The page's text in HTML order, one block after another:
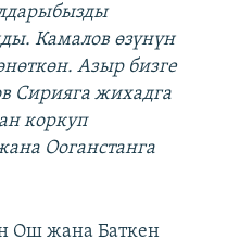
Камалов өзүнүн
Азыр бизге
Сирияга жихадга
коркуп
Ооганстанга
Ош жана Баткен